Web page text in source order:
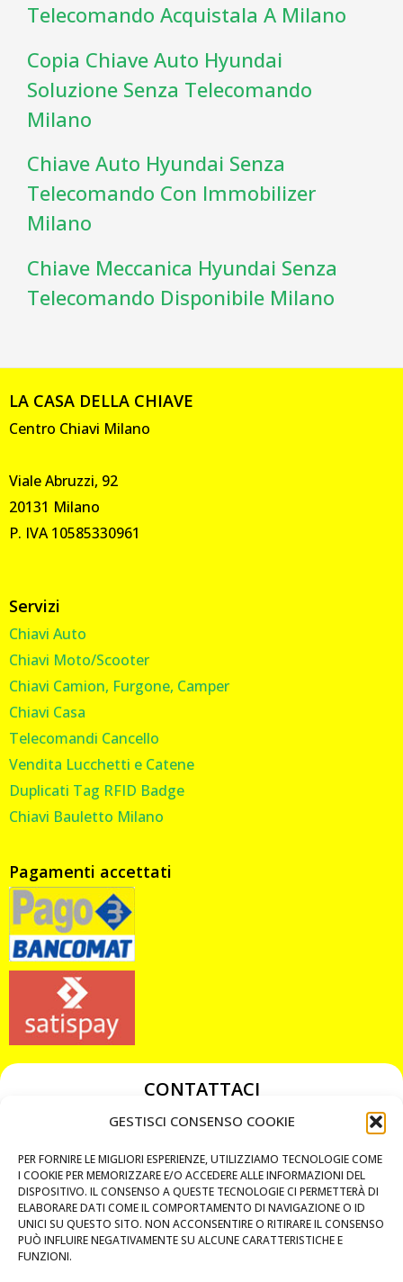
GESTISCI CONSENSO COOKIE
PER FORNIRE LE MIGLIORI ESPERIENZE, UTILIZZIAMO TECNOLOGIE COME
I COOKIE PER MEMORIZZARE E/O ACCEDERE ALLE INFORMAZIONI DEL
DISPOSITIVO. IL CONSENSO A QUESTE TECNOLOGIE CI PERMETTERÀ DI
ELABORARE DATI COME IL COMPORTAMENTO DI NAVIGAZIONE O ID
UNICI SU QUESTO SITO. NON ACCONSENTIRE O RITIRARE IL CONSENSO
PUÒ INFLUIRE NEGATIVAMENTE SU ALCUNE CARATTERISTICHE E
FUNZIONI.
Telecomando Acquistala A Milano
Copia Chiave Auto Hyundai
Soluzione Senza Telecomando
Milano
Chiave Auto Hyundai Senza
Telecomando Con Immobilizer
Milano
Chiave Meccanica Hyundai Senza
Telecomando Disponibile Milano
LA CASA DELLA CHIAVE
Centro Chiavi Milano
Viale Abruzzi, 92
20131 Milano
P. IVA 10585330961
Servizi
Chiavi Auto
Chiavi Moto/Scooter
Chiavi Camion, Furgone, Camper
Chiavi Casa
Telecomandi Cancello
Vendita Lucchetti e Catene
Duplicati Tag RFID Badge
Chiavi Bauletto Milano
Pagamenti accettati
CONTATTACI
349 3863811
chiavicodificate@gmail.com
Privacy Policy
Cookie Policy